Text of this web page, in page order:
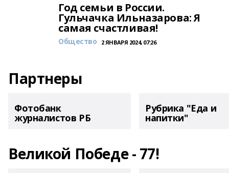
Год семьи в России.
Гульчачка Ильназарова: Я
самая счастливая!
Общество 2 ЯНВАРЯ 2024, 07:26
Партнеры
Фотобанк
журналистов РБ
Рубрика "Еда и
напитки"
Великой Победе - 77!